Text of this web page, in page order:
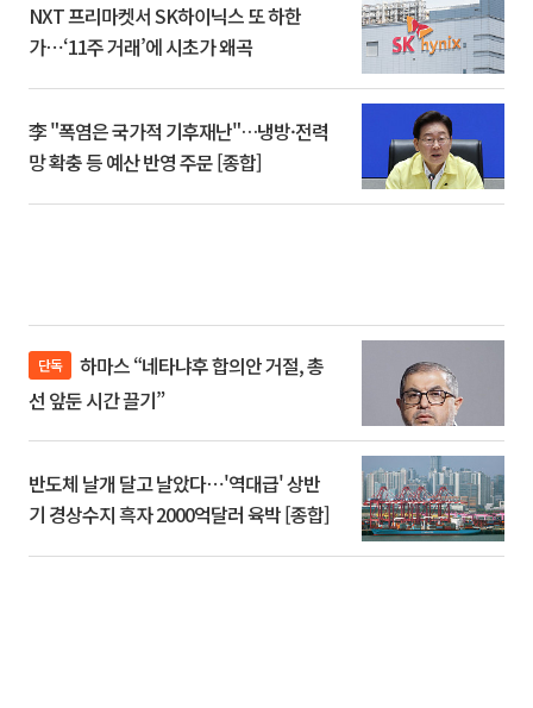
NXT 프리마켓서 SK하이닉스 또 하한
가⋯‘11주 거래’에 시초가 왜곡
李 "폭염은 국가적 기후재난"…냉방·전력
망 확충 등 예산 반영 주문 [종합]
단독
선 앞둔 시간 끌기”
반도체 날개 달고 날았다⋯'역대급' 상반
기 경상수지 흑자 2000억달러 육박 [종합]